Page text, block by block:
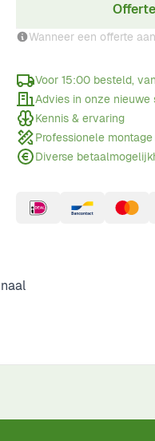
Wanneer een offerte
Voor 15:00 besteld,
Advies in onze nieuwe
Kennis & ervaring
Professionele
Diverse